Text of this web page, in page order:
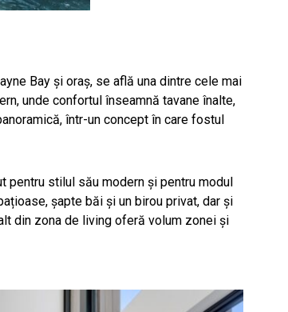
Bay și oraș, se află una dintre cele mai
unde confortul înseamnă tavane înalte,
într-un concept în care fostul
pentru stilul său modern și pentru modul
șapte băi și un birou privat, dar și
din zona de living oferă volum zonei și